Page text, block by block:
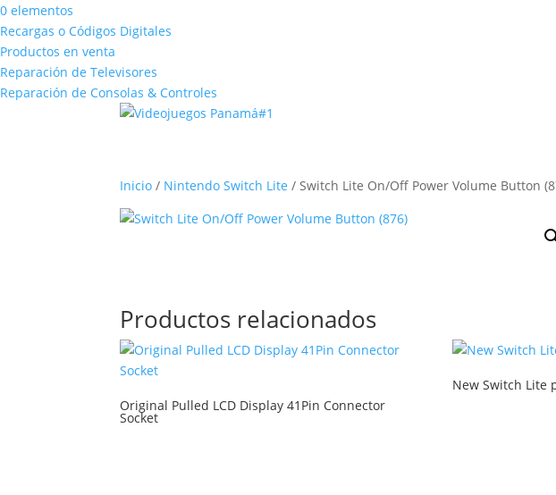
0 elementos
Recargas o Códigos Digitales
Productos en venta
Reparación de Televisores
Reparación de Consolas & Controles
Inicio / Nintendo Switch Lite / Switch Lite On/Off Power Volume Button
Productos relacionados
Original Pulled LCD Display 41Pin Connector
Socket
New Switch Lite